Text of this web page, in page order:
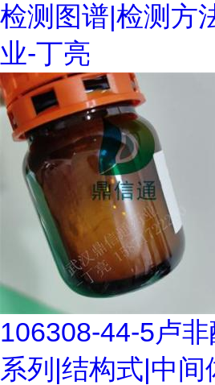
检测图谱|检测方
业-丁亮
106308-44-5卢
系列|结构式|中间